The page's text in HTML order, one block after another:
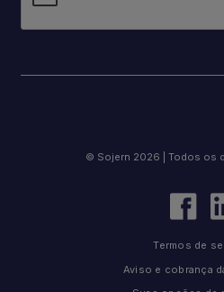
© Sojern 2026 | Todos os
Termos de
Aviso e cobrança